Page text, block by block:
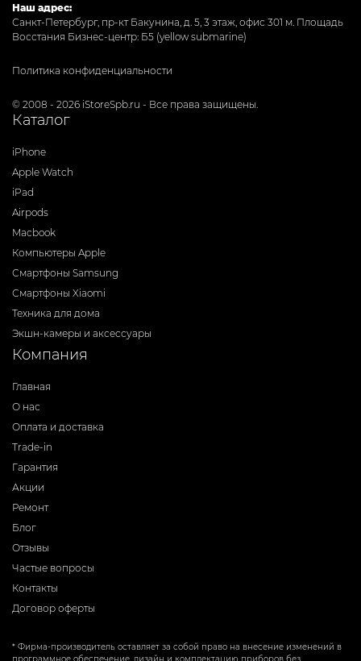
Наш адрес:
Санкт-Петербург, пр-кт Бакунина, д. 5, 3 этаж, офис 301 м. Площадь
Восстания Бизнес-центр: Б5 (yellow submarine)
Политика конфиденциальности
© 2008 - 2026 iStoreSpb.ru - Все права защищены.
Каталог
iPhone
Apple Watch
iPad
Airpods
Macbook
Компьютеры Apple
Смартфоны Samsung
Смартфоны Xiaomi
Техника для дома
Экшн-камеры и аксессуары
Компания
Главная
О нас
Оплата и доставка
Trade-in
Гарантия
Акции
Ремонт
Блог
Отзывы
Частые вопросы
Контакты
Договор оферты
* Фирма-производитель оставляет за собой право на внесение изменений в
программное обеспечение, дизайн и комплектацию приборов без